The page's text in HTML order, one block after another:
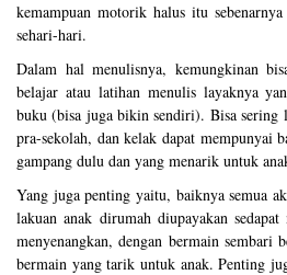
kemampuan motorik halus itu
sehari-hari.
Dalam hal menulisnya, kemungkinan
belajar atau latihan menulis layaknya
buku (bisa juga bikin sendiri). Bisa
pra-sekolah, dan kelak dapat mempunyai
gampang dulu dan yang menarik untuk
Yang juga penting yaitu, baiknya semua
lakuan anak dirumah diupayakan
menyenangkan, dengan bermain sembari
bermain yang tarik untuk anak. Penting